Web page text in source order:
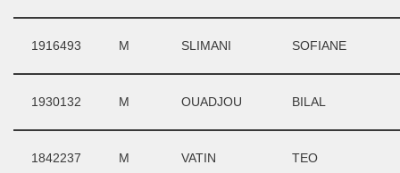
1916493 M SLIMANI SOFIANE
1930132 M OUADJOU BILAL
1842237 M VATIN TEO